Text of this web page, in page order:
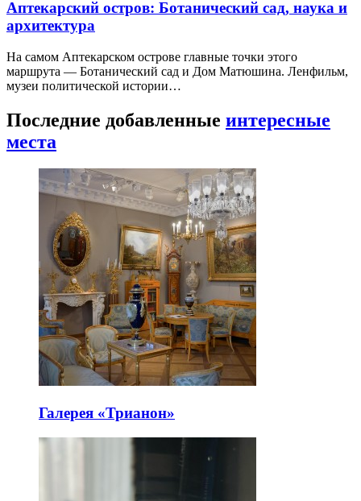
Аптекарский остров: Ботанический сад, наука и
архитектура
На самом Аптекарском острове главные точки этого
маршрута — Ботанический сад и Дом Матюшина. Ленфильм,
музеи политической истории…
Последние добавленные интересные
места
Галерея «Трианон»